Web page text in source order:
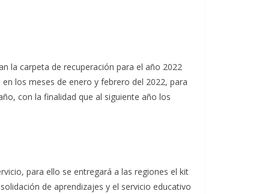
la carpeta de recuperación para el año 2022
los meses de enero y febrero del 2022, para
con la finalidad que al siguiente año los
para ello se entregará a las regiones el kit
de aprendizajes y el servicio educativo